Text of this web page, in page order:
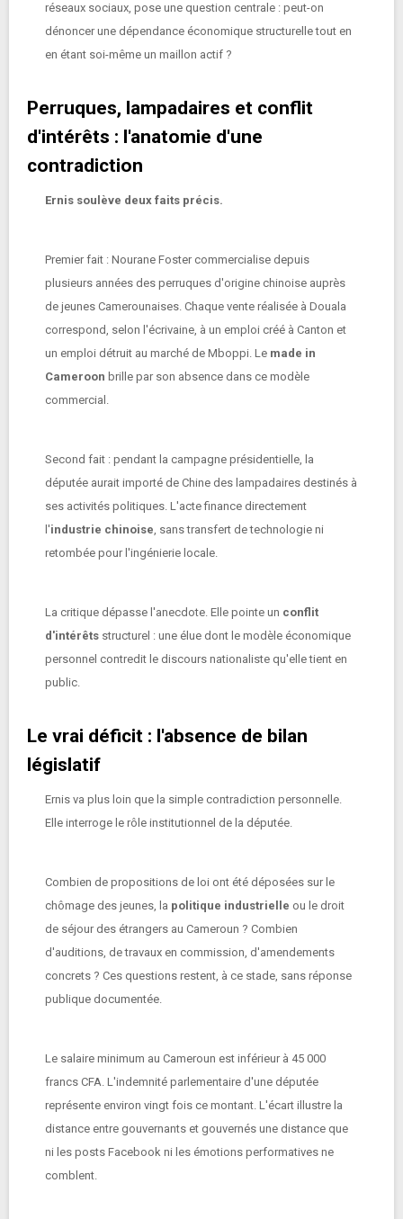
réseaux sociaux, pose une question centrale : peut-on
dénoncer une dépendance économique structurelle tout en
en étant soi-même un maillon actif ?
Perruques, lampadaires et conflit
d'intérêts : l'anatomie d'une
contradiction
Ernis soulève deux faits précis.
Premier fait : Nourane Foster commercialise depuis
plusieurs années des perruques d'origine chinoise auprès
de jeunes Camerounaises. Chaque vente réalisée à Douala
correspond, selon l'écrivaine, à un emploi créé à Canton et
un emploi détruit au marché de Mboppi. Le made in
Cameroon brille par son absence dans ce modèle
commercial.
Second fait : pendant la campagne présidentielle, la
députée aurait importé de Chine des lampadaires destinés à
ses activités politiques. L'acte finance directement
l'industrie chinoise, sans transfert de technologie ni
retombée pour l'ingénierie locale.
La critique dépasse l'anecdote. Elle pointe un conflit
d'intérêts structurel : une élue dont le modèle économique
personnel contredit le discours nationaliste qu'elle tient en
public.
Le vrai déficit : l'absence de bilan
législatif
Ernis va plus loin que la simple contradiction personnelle.
Elle interroge le rôle institutionnel de la députée.
Combien de propositions de loi ont été déposées sur le
chômage des jeunes, la politique industrielle ou le droit
de séjour des étrangers au Cameroun ? Combien
d'auditions, de travaux en commission, d'amendements
concrets ? Ces questions restent, à ce stade, sans réponse
publique documentée.
Le salaire minimum au Cameroun est inférieur à 45 000
francs CFA. L'indemnité parlementaire d'une députée
représente environ vingt fois ce montant. L'écart illustre la
distance entre gouvernants et gouvernés une distance que
ni les posts Facebook ni les émotions performatives ne
comblent.